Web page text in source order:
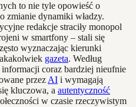
to nie tyle opowieść o
zmianie dynamiki władzy.
redakcje straciły monopol
w smartfony – stali się
wyznaczając kierunki
gazeta. Według
coraz bardziej nieufnie
przez AI i wymagają
kluczowa, a autentyczność
w czasie rzeczywistym